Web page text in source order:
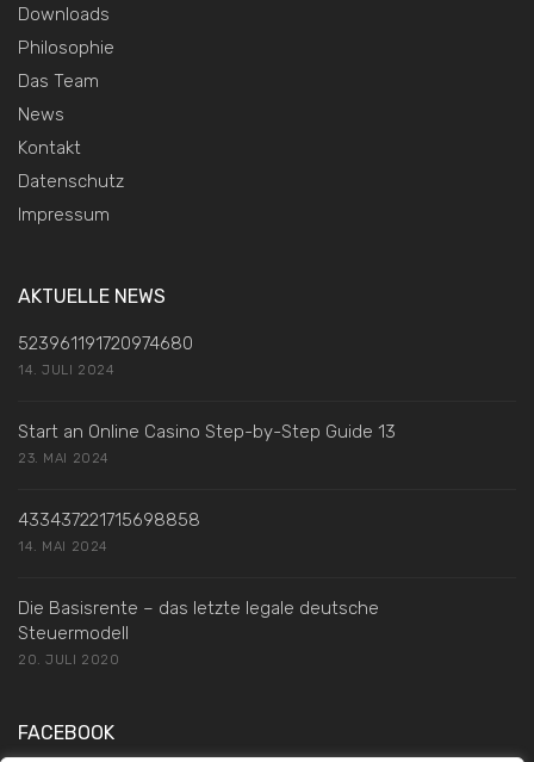
Downloads
Philosophie
Das Team
News
Kontakt
Datenschutz
Impressum
AKTUELLE NEWS
523961191720974680
14. JULI 2024
Start an Online Casino Step-by-Step Guide 13
23. MAI 2024
433437221715698858
14. MAI 2024
Die Basisrente – das letzte legale deutsche
Steuermodell
20. JULI 2020
FACEBOOK